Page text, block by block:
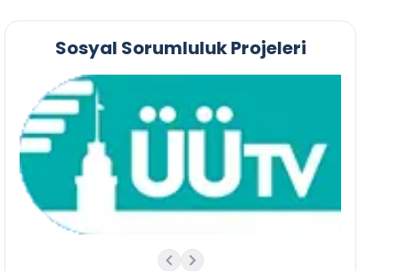
Sosyal Sorumluluk Projeleri